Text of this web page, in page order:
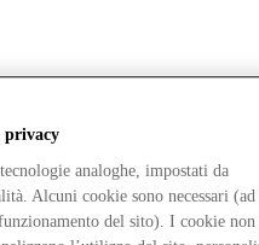
privacy
analoghe, impostati da
Alcuni cookie sono necessari (ad
del sito). I cookie non